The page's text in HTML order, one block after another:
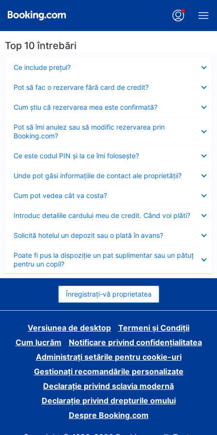
Top 10 întrebări
Ce include preţul?
închis
Pot să fac o rezervare fără card de credit?
închis
Cum ştiu că rezervarea mea este confirmată?
închis
Pot să îmi anulez sau să modific rezervarea prin
Booking.com?
închis
Ce este codul PIN şi la ce îmi foloseşte?
închis
Unde pot găsi informațiile de contact ale proprietății?
închis
Cum pot vedea cât va costa?
închis
Introduc detaliile cardului meu de credit. Când voi plăti?
închis
Solicită hotelul un depozit sau o plată în avans?
închis
Poate fi pus la dispoziție un pat suplimentar sau un pătuț
pentru un copil?
închis
Înregistrați-vă proprietatea
Versiunea de desktop
Termeni și Condiții
Cum lucrăm
Notificare privind confidențialitatea
Administrați setările pentru cookie-uri
Gestionați recomandările personalizate
Declarație privind sclavia modernă
Declarație privind drepturile omului
Despre Booking.com